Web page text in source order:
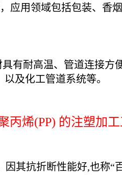
应用领域包括包装、香
具有耐高温、管道连接方
及化工管道系统等。
丙烯(PP) 的注塑加
因其抗折断性能好,也称